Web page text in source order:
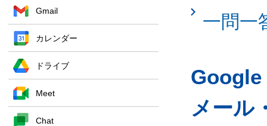
Gmail
カレンダー
ドライブ
Meet
Chat
一問一
Google
メール